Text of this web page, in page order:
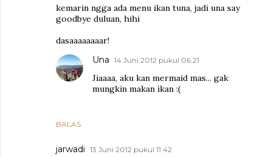
kemarin ngga ada menu ikan tuna, jadi una say
goodbye duluan, hihi
dasaaaaaaaar!
BALAS
Una 14 Juni 2012 pukul 06.21
Jiaaaa, aku kan mermaid mas... gak
mungkin makan ikan :(
jarwadi 13 Juni 2012 pukul 11.42